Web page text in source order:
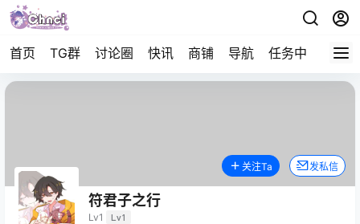
首页 TG群 讨论圈 快讯 商铺 导航 任务中心 帮助
符君子之行
Lv1 Lv1
关注Ta 发私信